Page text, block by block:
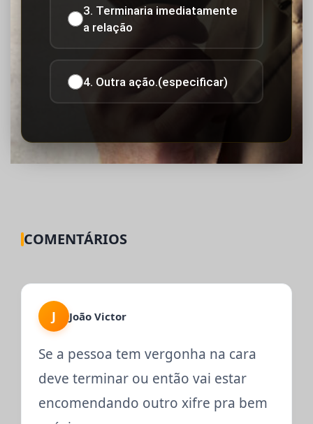
3. Terminaria imediatamente
a relação
4. Outra ação.(especificar)
COMENTÁRIOS
J João Victor
Se a pessoa tem vergonha na cara
deve terminar ou então vai estar
encomendando outro xifre pra bem